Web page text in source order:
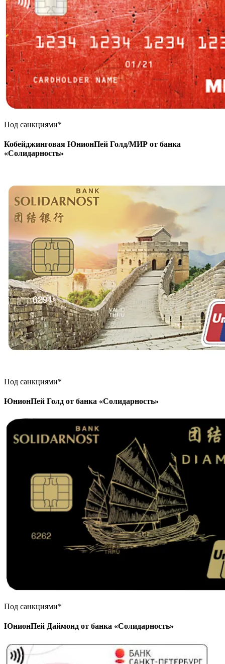
Под санкциями*
Кобейджинговая ЮнионПей Голд/МИР от банка
«Солидарность»
Под санкциями*
ЮнионПей Голд от банка «Солидарность»
Под санкциями*
ЮнионПей Даймонд от банка «Солидарность»